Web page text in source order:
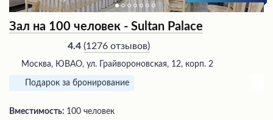
Зал на 100 человек - Sultan Palace
4.4 (1276 отзывов)
Москва, ЮВАО, ул. Грайвороновская, 12, корп. 2
Подарок за бронирование
Вместимость: 100 человек